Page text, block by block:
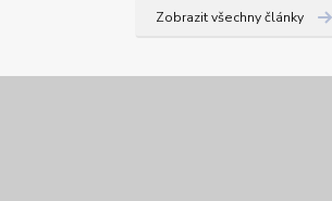
Zobrazit všechny články